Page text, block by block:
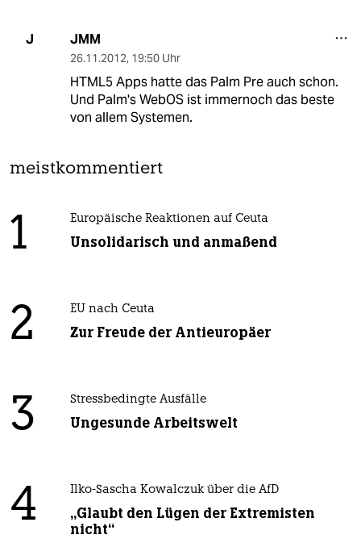
J JMM
26.11.2012, 19:50 Uhr
HTML5 Apps hatte das Palm Pre auch schon.
Und Palm's WebOS ist immernoch das beste
von allem Systemen.
meistkommentiert
1 Europäische Reaktionen auf Ceuta
Unsolidarisch und anmaßend
2 EU nach Ceuta
Zur Freude der Antieuropäer
3 Stressbedingte Ausfälle
Ungesunde Arbeitswelt
4 Ilko-Sascha Kowalczuk über die AfD
„Glaubt den Lügen der Extremisten
nicht“